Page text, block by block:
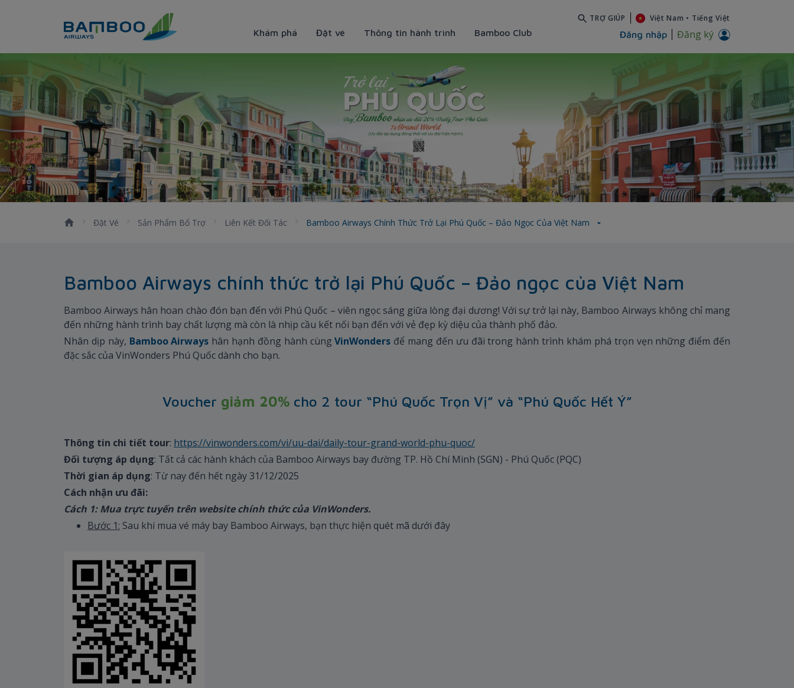
Khám phá Đặt vé Thông tin hành trình Bamboo Club
TRỢ GIÚP Việt Nam • Tiếng Việt
Đăng nhập Đăng ký
Bamboo Airways chính thức trở lại Phú Quốc &#8211; Đảo ngọc của Việt Nam
Đặt Vé Sản Phẩm Bổ Trợ Liên Kết Đối Tác Bamboo Airways Chính Thức Trở Lại Phú Quốc – Đảo Ngọc Của Việt Nam
Bamboo Airways chính thức trở lại Phú Quốc – Đảo ngọc của Việt Nam
Bamboo Airways hân hoan chào đón bạn đến với Phú Quốc – viên ngọc sáng giữa lòng đại dương! Với sự trở lại này, Bamboo Airways không chỉ mang
đến những hành trình bay chất lượng mà còn là nhịp cầu kết nối bạn đến với vẻ đẹp kỳ diệu của thành phố đảo.
Nhân dịp này, Bamboo Airways hân hạnh đồng hành cùngVinWonders để mang đến ưu đãi trong hành trình khám phá trọn vẹn những điểm đến
đặc sắc của VinWonders Phú Quốc dành cho bạn.
Voucher giảm 20%cho 2 tour “Phú Quốc Trọn Vị” và “Phú Quốc Hết Ý”
Thông tin chi tiết tour: https://vinwonders.com/vi/uu-dai/daily-tour-grand-world-phu-quoc/
Đối tượng áp dụng: Tất cả các hành khách của Bamboo Airways bay đường TP. Hồ Chí Minh (SGN) - Phú Quốc (PQC)
Thời gian áp dụng: Từ nay đến hết ngày 31/12/2025
Cách nhận ưu đãi:
Cách 1: Mua trực tuyến trên website chính thức của VinWonders.
Bước 1: Sau khi mua vé máy bay Bamboo Airways, bạn thực hiện quét mã dưới đây